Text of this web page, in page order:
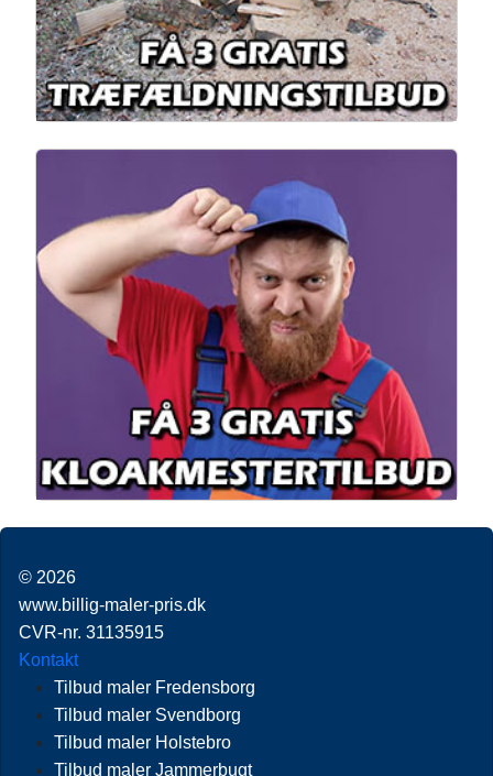
© 2026
www.billig-maler-pris.dk
CVR-nr. 31135915
Kontakt
Tilbud maler Fredensborg
Tilbud maler Svendborg
Tilbud maler Holstebro
Tilbud maler Jammerbugt